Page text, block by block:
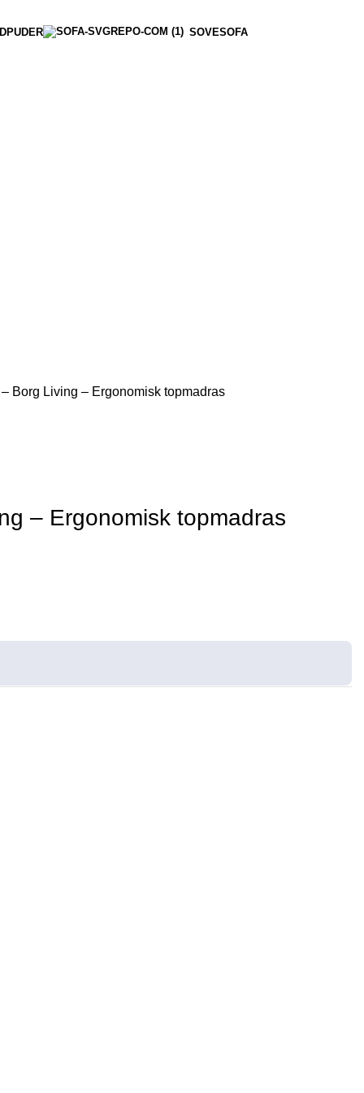
SOVESOFA
Borg Living – Ergonomisk topmadras
– Ergonomisk topmadras